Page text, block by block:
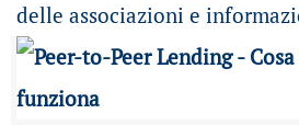
delle associazioni e